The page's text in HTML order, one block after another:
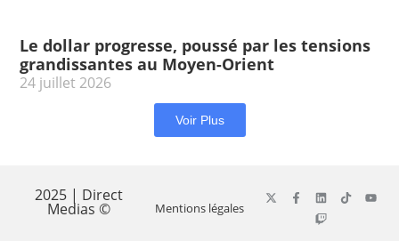
Le dollar progresse, poussé par les tensions
grandissantes au Moyen-Orient
24 juillet 2026
Voir Plus
2025 | Direct
Medias © Mentions légales